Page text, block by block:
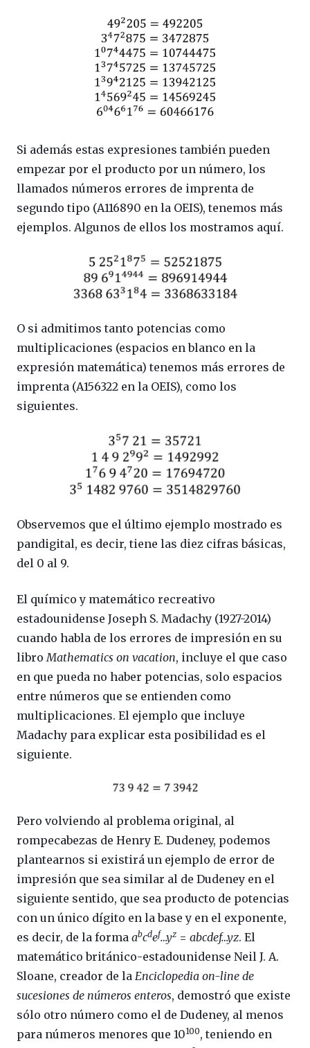
Si además estas expresiones también pueden
empezar por el producto por un número, los
llamados números errores de imprenta de
segundo tipo (A116890 en la OEIS), tenemos más
ejemplos. Algunos de ellos los mostramos aquí.
O si admitimos tanto potencias como
multiplicaciones (espacios en blanco en la
expresión matemática) tenemos más errores de
imprenta (A156322 en la OEIS), como los
siguientes.
Observemos que el último ejemplo mostrado es
pandigital, es decir, tiene las diez cifras básicas,
del 0 al 9.
El químico y matemático recreativo
estadounidense Joseph S. Madachy (1927-2014)
cuando habla de los errores de impresión en su
libro Mathematics on vacation, incluye el que caso
en que pueda no haber potencias, solo espacios
entre números que se entienden como
multiplicaciones. El ejemplo que incluye
Madachy para explicar esta posibilidad es el
siguiente.
Pero volviendo al problema original, al
rompecabezas de Henry E. Dudeney, podemos
plantearnos si existirá un ejemplo de error de
impresión que sea similar al de Dudeney en el
siguiente sentido, que sea producto de potencias
con un único dígito en la base y en el exponente,
es decir, de la forma abcdef…yz = abcdef…yz. El
matemático británico-estadounidense Neil J. A.
Sloane, creador de la Enciclopedia on-line de
sucesiones de números enteros, demostró que existe
sólo otro número como el de Dudeney, al menos
para números menores que 10100, teniendo en